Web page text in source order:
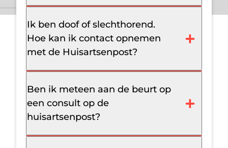
Ik ben doof of slechthorend.
Hoe kan ik contact opnemen
met de Huisartsenpost?
Ben ik meteen aan de beurt op
een consult op de
huisartsenpost?